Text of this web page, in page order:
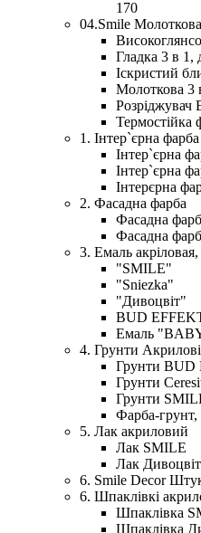
170
04.Smile
Гладка 3 в 1,
Іскристий
Молоткова 3
Розріджувач
Термостійка
1. Інтер`єрна фарба
Інтер`єрна
Інтер`єрна
Інтерєрна
2. Фасадна фарба
Фасадна
Фасадна
3. Емаль
"SMILE"
"Sniezka"
"Дивоцвіт"
BUD
Емаль
4. Грунти Акрилові
Грунти BUD
Грунти
Грунти
Фарба-грунт,
5. Лак акриловий
Лак SMILE
Лак Дивоцвіт
6. Smile Decor
6. Шпаклівкі
Шпаклівка
Шпаклівка